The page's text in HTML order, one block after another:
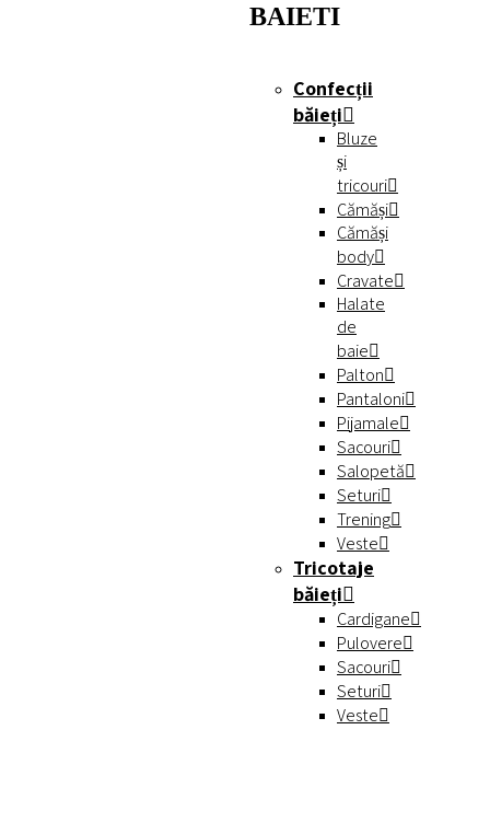
BAIETI
Confecții
băieți
Bluze
și
tricouri
Cămăși
Cămăși
body
Cravate
Halate
de
baie
Palton
Pantaloni
Pijamale
Sacouri
Salopetă
Seturi
Trening
Veste
Tricotaje
băieți
Cardigane
Pulovere
Sacouri
Seturi
Veste